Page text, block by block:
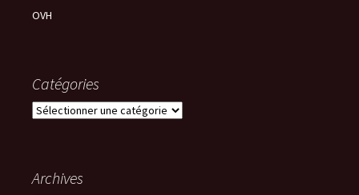
OVH
Catégories
Catégories
Archives